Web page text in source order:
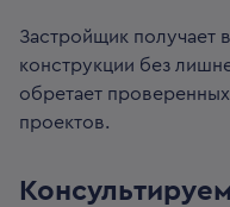
Застройщик получает
конструкции без
обретает
проектов.